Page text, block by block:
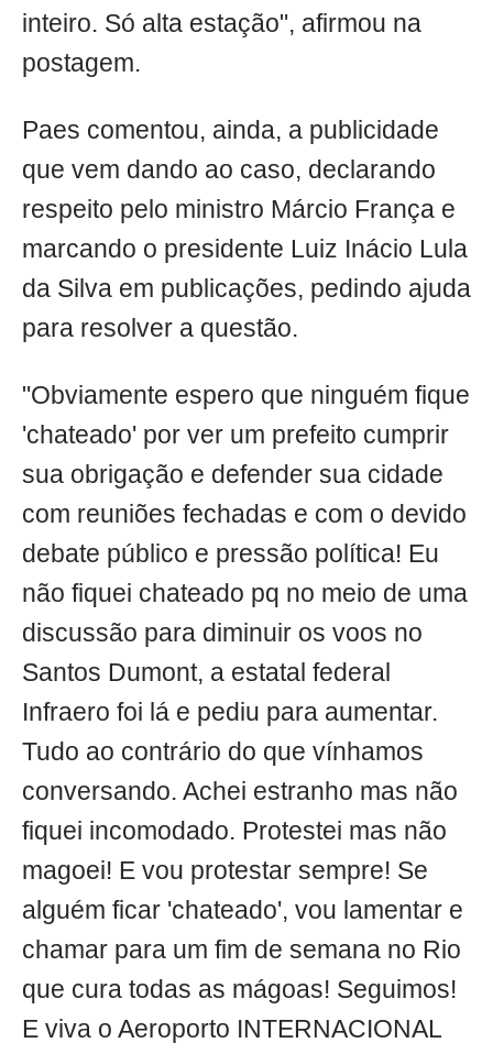
inteiro. Só alta estação", afirmou na
postagem.
Paes comentou, ainda, a publicidade
que vem dando ao caso, declarando
respeito pelo ministro Márcio França e
marcando o presidente Luiz Inácio Lula
da Silva em publicações, pedindo ajuda
para resolver a questão.
"Obviamente espero que ninguém fique
'chateado' por ver um prefeito cumprir
sua obrigação e defender sua cidade
com reuniões fechadas e com o devido
debate público e pressão política! Eu
não fiquei chateado pq no meio de uma
discussão para diminuir os voos no
Santos Dumont, a estatal federal
Infraero foi lá e pediu para aumentar.
Tudo ao contrário do que vínhamos
conversando. Achei estranho mas não
fiquei incomodado. Protestei mas não
magoei! E vou protestar sempre! Se
alguém ficar 'chateado', vou lamentar e
chamar para um fim de semana no Rio
que cura todas as mágoas! Seguimos!
E viva o Aeroporto INTERNACIONAL